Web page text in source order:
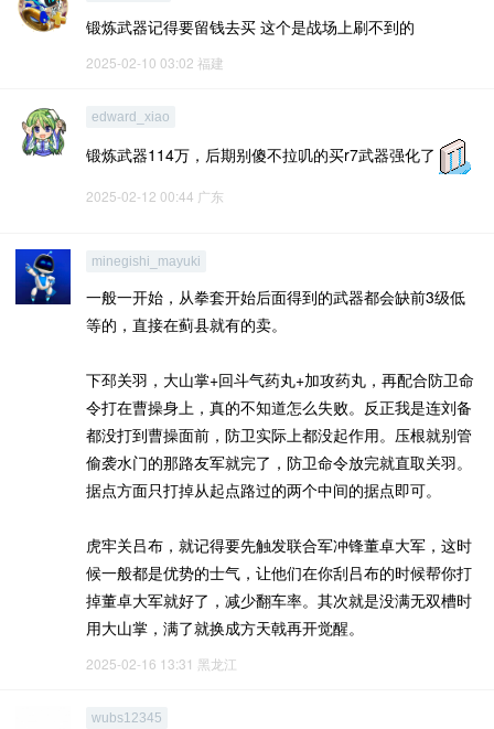
锻炼武器记得要留钱去买 这个是战场上刷不到的
2025-02-10 03:02 福建
edward_xiao
锻炼武器114万，后期别傻不拉叽的买r7武器强化了
2025-02-12 00:44 广东
minegishi_mayuki
一般一开始，从拳套开始后面得到的武器都会缺前3级低
等的，直接在蓟县就有的卖。
下邳关羽，大山掌+回斗气药丸+加攻药丸，再配合防卫命
令打在曹操身上，真的不知道怎么失败。反正我是连刘备
都没打到曹操面前，防卫实际上都没起作用。压根就别管
偷袭水门的那路友军就完了，防卫命令放完就直取关羽。
据点方面只打掉从起点路过的两个中间的据点即可。
虎牢关吕布，就记得要先触发联合军冲锋董卓大军，这时
候一般都是优势的士气，让他们在你刮吕布的时候帮你打
掉董卓大军就好了，减少翻车率。其次就是没满无双槽时
用大山掌，满了就换成方天戟再开觉醒。
2025-02-16 13:31 黑龙江
wubs12345